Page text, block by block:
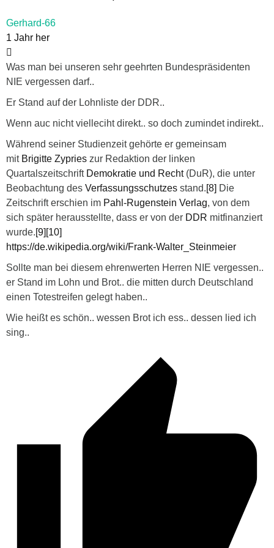
Gerhard-66
1 Jahr her
Was man bei unseren sehr geehrten Bundespräsidenten
NIE vergessen darf..
Er Stand auf der Lohnliste der DDR..
Wenn auc nicht vielleciht direkt.. so doch zumindet indirekt..
Während seiner Studienzeit gehörte er gemeinsam
mit Brigitte Zypries zur Redaktion der linken
Quartalszeitschrift Demokratie und Recht(DuR), die unter
Beobachtung des Verfassungsschutzes stand.[8] Die
Zeitschrift erschien im Pahl-Rugenstein Verlag, von dem
sich später herausstellte, dass er von der DDR mitfinanziert
wurde.[9] [10]
https://de.wikipedia.org/wiki/Frank-Walter_Steinmeier
Sollte man bei diesem ehrenwerten Herren NIE vergessen..
er Stand im Lohn und Brot.. die mitten durch Deutschland
einen Totestreifen gelegt haben..
Wie heißt es schön.. wessen Brot ich ess.. dessen lied ich
sing..